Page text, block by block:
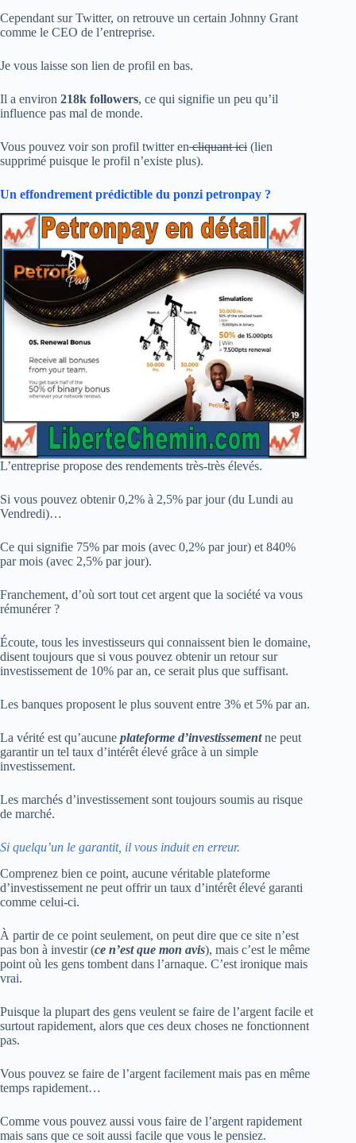
Cependant sur Twitter, on retrouve un certain Johnny Grant
comme le CEO de l’entreprise.
Je vous laisse son lien de profil en bas.
Il a environ 218k followers, ce qui signifie un peu qu’il
influence pas mal de monde.
Vous pouvez voir son profil twitter encliquant ici (lien
supprimé puisque le profil n’existe plus).
Un effondrement prédictible du ponzi petronpay ?
L’entreprise propose des rendements très-très élevés.
Si vous pouvez obtenir 0,2% à 2,5% par jour (du Lundi au
Vendredi)…
Ce qui signifie 75% par mois (avec 0,2% par jour) et 840%
par mois (avec 2,5% par jour).
Franchement, d’où sort tout cet argent que la société va vous
rémunérer ?
Écoute, tous les investisseurs qui connaissent bien le domaine,
disent toujours que si vous pouvez obtenir un retour sur
investissement de 10% par an, ce serait plus que suffisant.
Les banques proposent le plus souvent entre 3% et 5% par an.
La vérité est qu’aucune plateforme d’investissementne peut
garantir un tel taux d’intérêt élevé grâce à un simple
investissement.
Les marchés d’investissement sont toujours soumis au risque
de marché.
Si quelqu’un le garantit, il vous induit en erreur.
Comprenez bien ce point, aucune véritable plateforme
d’investissement ne peut offrir un taux d’intérêt élevé garanti
comme celui-ci.
À partir de ce point seulement, on peut dire que ce site n’est
pas bon à investir (ce n’est que mon avis), mais c’est le même
point où les gens tombent dans l’arnaque. C’est ironique mais
vrai.
Puisque la plupart des gens veulent se faire de l’argent facile et
surtout rapidement, alors que ces deux choses ne fonctionnent
pas.
Vous pouvez se faire de l’argent facilement mais pas en même
temps rapidement…
Comme vous pouvez aussi vous faire de l’argent rapidement
mais sans que ce soit aussi facile que vous le pensiez.